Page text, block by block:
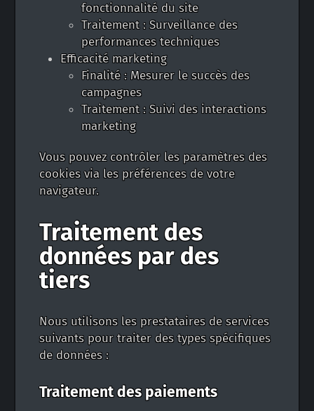
fonctionnalité du site
Traitement : Surveillance des
performances techniques
Efficacité marketing
Finalité : Mesurer le succès des
campagnes
Traitement : Suivi des interactions
marketing
Vous pouvez contrôler les paramètres des
cookies via les préférences de votre
navigateur.
Traitement des
données par des
tiers
Nous utilisons les prestataires de services
suivants pour traiter des types spécifiques
de données :
Traitement des paiements